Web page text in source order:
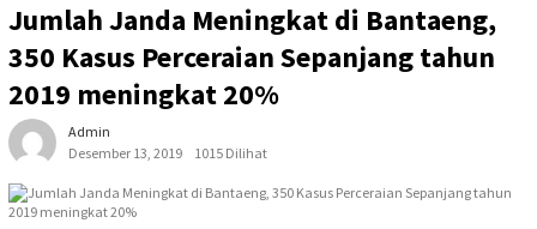
Jumlah Janda Meningkat di Bantaeng,
350 Kasus Perceraian Sepanjang tahun
2019 meningkat 20%
Admin
Desember 13, 2019
1015 Dilihat